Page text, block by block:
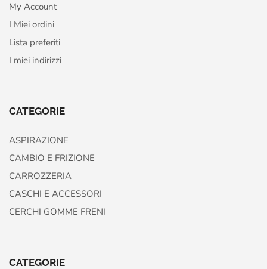
My Account
I Miei ordini
Lista preferiti
I miei indirizzi
CATEGORIE
ASPIRAZIONE
CAMBIO E FRIZIONE
CARROZZERIA
CASCHI E ACCESSORI
CERCHI GOMME FRENI
CATEGORIE